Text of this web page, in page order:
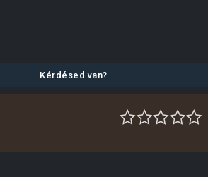
Kérdésed van?